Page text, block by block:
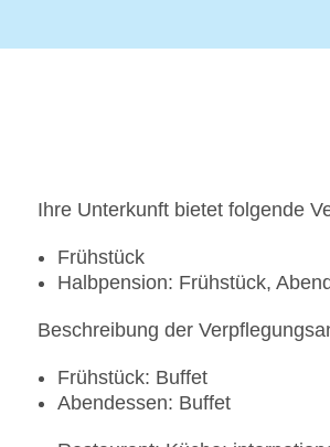
Ihre Unterkunft bietet folgende
Frühstück
Halbpension: Frühstück,
Beschreibung der
Frühstück: Buffet
Abendessen: Buffet